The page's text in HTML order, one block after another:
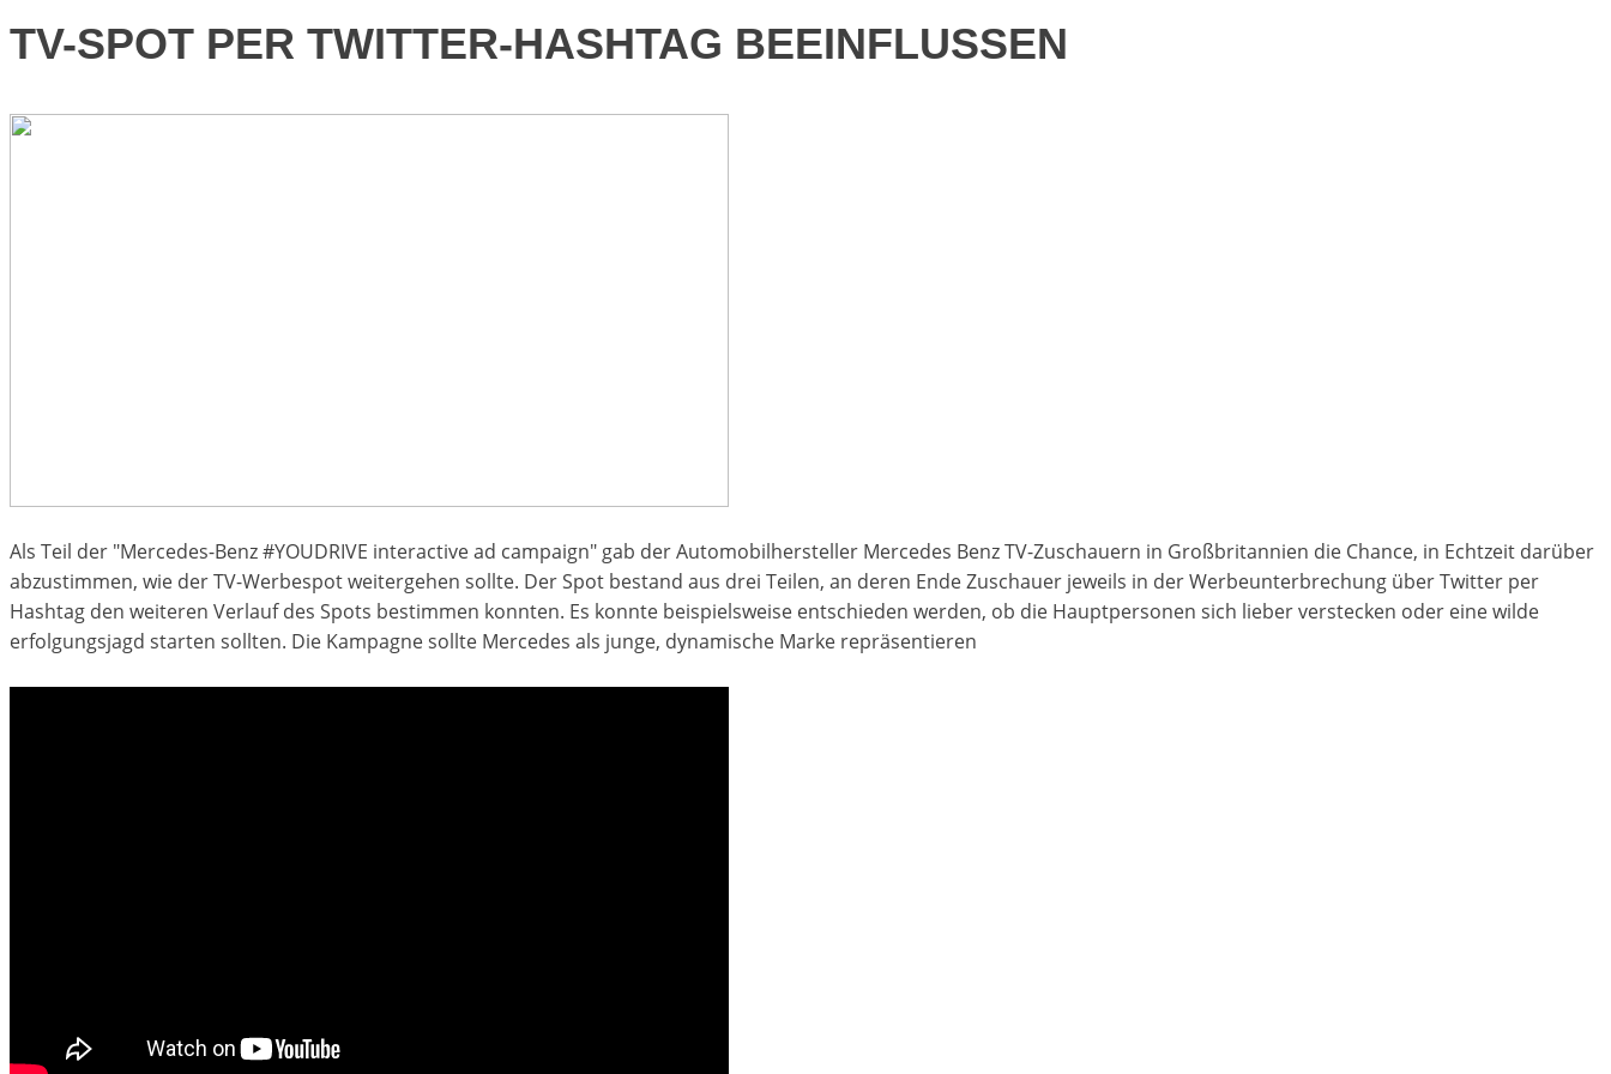
TV-SPOT PER TWITTER-HASHTAG BEEINFLUSSEN
Als Teil der "Mercedes-Benz #YOUDRIVE interactive ad campaign" gab der Automobilhersteller Mercedes Benz TV-Zuschauern in Großbritannien die Chance, in Echtzeit darüber
abzustimmen, wie der TV-Werbespot weitergehen sollte. Der Spot bestand aus drei Teilen, an deren Ende Zuschauer jeweils in der Werbeunterbrechung über Twitter per
Hashtag den weiteren Verlauf des Spots bestimmen konnten. Es konnte beispielsweise entschieden werden, ob die Hauptpersonen sich lieber verstecken oder eine wilde
erfolgungsjagd starten sollten. Die Kampagne sollte Mercedes als junge, dynamische Marke repräsentieren